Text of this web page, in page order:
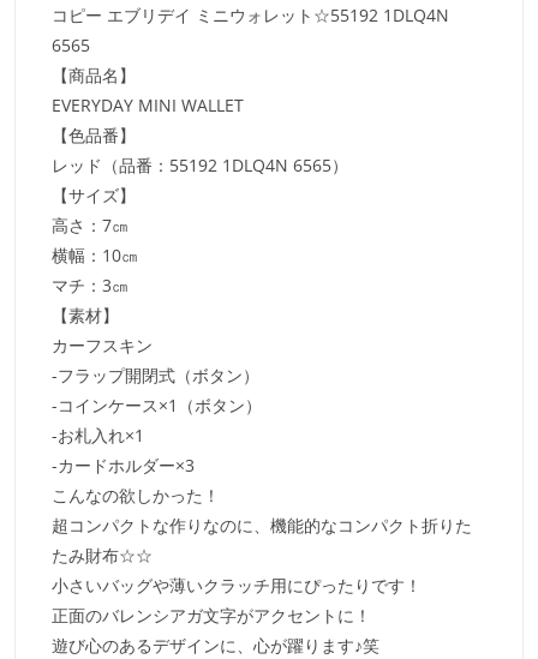
コピー エブリデイ ミニウォレット☆55192 1DLQ4N
6565
【商品名】
EVERYDAY MINI WALLET
【色品番】
レッド（品番：55192 1DLQ4N 6565）
【サイズ】
高さ：7㎝
横幅：10㎝
マチ：3㎝
【素材】
カーフスキン
-フラップ開閉式（ボタン）
-コインケース×1（ボタン）
-お札入れ×1
-カードホルダー×3
こんなの欲しかった！
超コンパクトな作りなのに、機能的なコンパクト折りた
たみ財布☆☆
小さいバッグや薄いクラッチ用にぴったりです！
正面のバレンシアガ文字がアクセントに！
遊び心のあるデザインに、心が躍ります♪笑